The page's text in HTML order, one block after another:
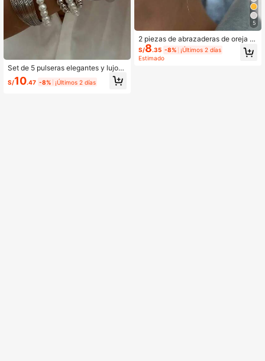
Set de 5 pulseras elegantes y lujosa
s de estilo vintage punk con perlas f
alsas para mujeres y niñas, apropia
S/10.47 -8% ¡Últimos 2 días
5
2 piezas de abrazaderas de oreja d
e cobre exageradamante anchas, d
e diseño sencillo, aptas para vacaci
S/8.35 -8% ¡Últimos 2 días
Estimado